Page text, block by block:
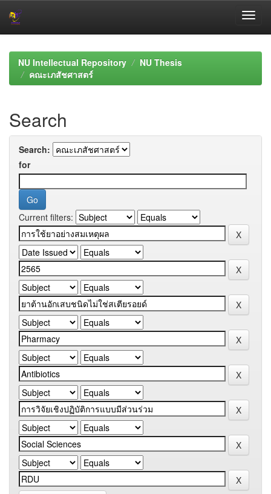
navigationNU Intellectual Repository
NU Thesis
คณะเภสัชศาสตร์
Search
Search:
for
Current filters: